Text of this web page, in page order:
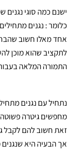
ישנם כמה סוגי
כלומר : נגנים
אחד מאלו חשוב
לתקציב שהוא מוכן
התמורה המלאה
נתחיל עם נגנים
מחפשים גיטרה
זאת חשוב להם לקבל
אך הבעיה היא